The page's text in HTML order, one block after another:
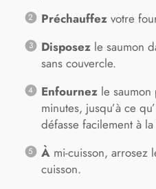
Préchauffezvotre
Disposezle saumon
sans couvercle.
Enfournezle saumon
minutes, jusqu’à ce
défasse facilement à
Àmi-cuisson, arrosez
cuisson.